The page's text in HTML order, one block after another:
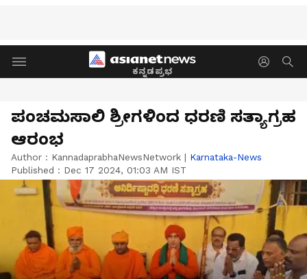
ಕನ್ನಡಪ್ರಭ
ಪಂಚಮಸಾಲಿ ಶ್ರೀಗಳಿಂದ ಧರಣಿ ಸತ್ಯಾಗ್ರಹ
ಆರಂಭ
Author : KannadaprabhaNewsNetwork | Karnataka-News
Published : Dec 17 2024, 01:03 AM IST